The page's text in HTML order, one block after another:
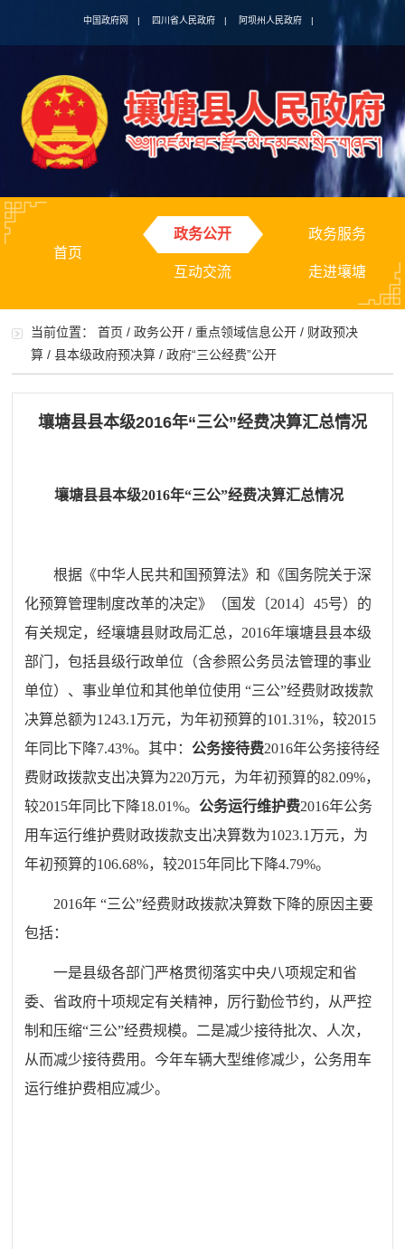
中国政府网 | 四川省人民政府 | 阿坝州人民政府 |
首页
政务公开 政务服务
互动交流 走进壤塘
当前位置：首页 /政务公开 /重点领域信息公开 / 财政预决
算 /县本级政府预决算 /政府“三公经费”公开
壤塘县县本级2016年“三公”经费决算汇总情况
壤塘县县本级2016年“三公”经费决算汇总情况
根据《中华人民共和国预算法》和《国务院关于深
化预算管理制度改革的决定》（国发〔2014〕45号）的
有关规定，经壤塘县财政局汇总， 2016年壤塘县县本级
部门，包括县级行政单位（含参照公务员法管理的事业
单位）、事业单位和其他单位使用 “三公”经费财政拨款
决算总额为1243.1 万元，为年初预算的101.31%，较2015
年同比下降7.43%。其中： 公务接待费2016年公务接待经
费财政拨款支出决算为220万元，为年初预算的82.09%，
较2015年同比下降18.01%。 公务运行维护费2016年公务
用车运行维护费财政拨款支出决算数为1023.1 万元，为
年初预算的106.68%，较2015年同比下降4.79%。
2016年 “三公”经费财政拨款决算数下降的原因主要
包括：
一是县级各部门严格贯彻落实中央八项规定和省
委、省政府十项规定有关精神，厉行勤俭节约，从严控
制和压缩“三公”经费规模。二是减少接待批次、人次，
从而减少接待费用。今年车辆大型维修减少，公务用车
运行维护费相应减少。